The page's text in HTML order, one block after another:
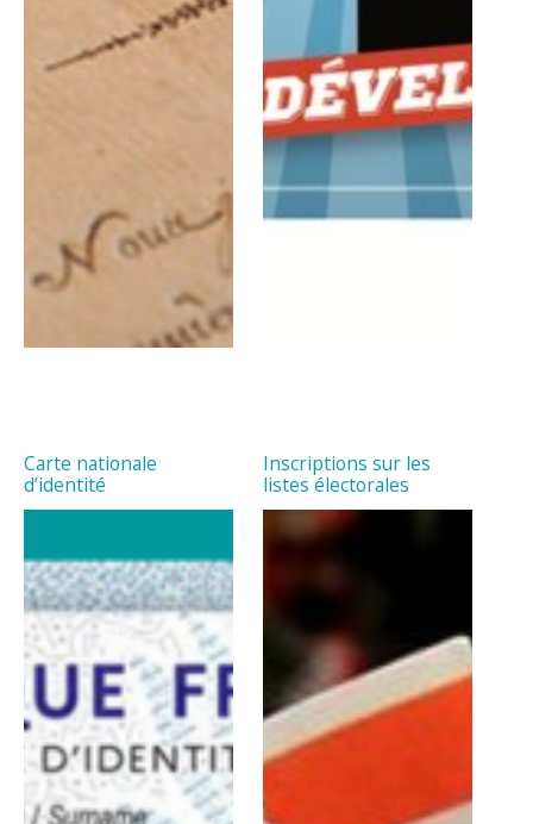
Carte nationale
d’identité
Inscriptions sur les
listes électorales